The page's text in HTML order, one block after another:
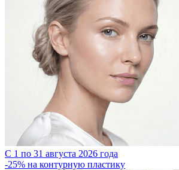
С 1 по 31 августа 2026 года
-25% на контурную пластику